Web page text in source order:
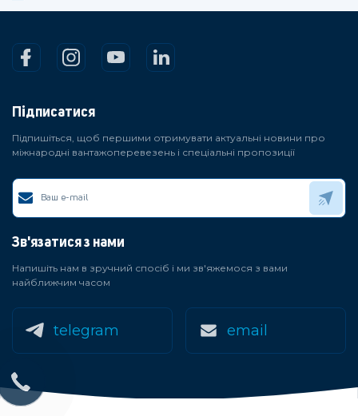
Підписатися
Підпишіться, щоб першими отримувати актуальні новини про
міжнародні вантажоперевезень і спеціальні пропозиції
Зв'язатися з нами
Напишіть нам в зручний спосіб і ми зв'яжемося з вами
найближчим часом
telegram email